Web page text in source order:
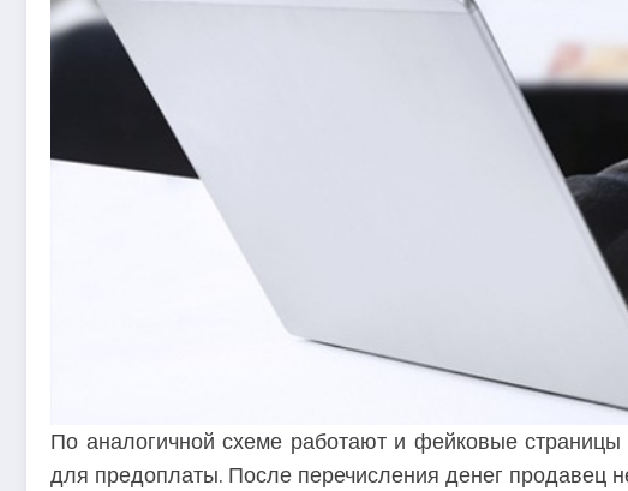
По аналогичной схеме работают и фейковые
для предоплаты. После перечисления денег продавец